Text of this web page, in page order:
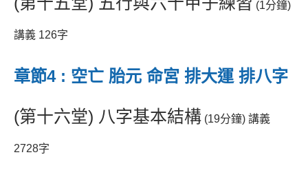
(1分鐘)
講義 126字
章節4 : 空亡 胎元 命宮 排大運 排八字
(第十六堂) 八字基本結構 (19分鐘) 講義
2728字